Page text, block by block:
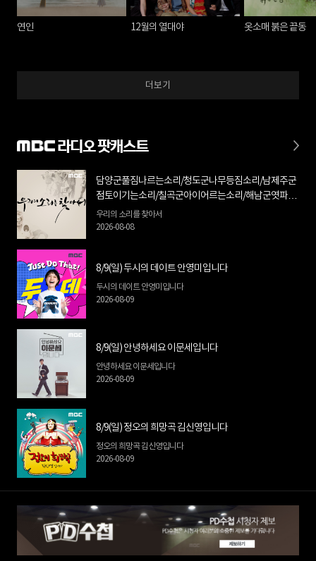
연인 12월의 열대야 옷소매 붉은 끝동
더보기
라디오 팟캐스트
담양군풀짐나르는소리/청도군나무등짐소리/남제주군
점토이기는소리/칠곡군아이어르는소리/해남군엿파는
소리/고령군각설이타령/북제주군맷돌질소리(8월03
일-8월09일)
우리의 소리를 찾아서
2026-08-08
8/9(일) 두시의 데이트 안영미입니다
두시의 데이트 안영미입니다
2026-08-09
8/9(일) 안녕하세요 이문세입니다
안녕하세요 이문세입니다
2026-08-09
8/9(일) 정오의 희망곡 김신영입니다
정오의 희망곡 김신영입니다
2026-08-09